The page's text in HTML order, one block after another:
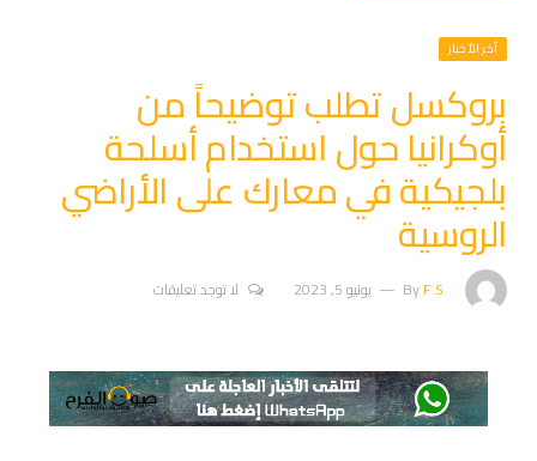
أخر الأخبار
بروكسل تطلب توضيحاً من
أوكرانيا حول استخدام أسلحة
بلجيكية في معارك على الأراضي
الروسية
ByF.S يونيو 5, 2023 لا توجد تعليقات